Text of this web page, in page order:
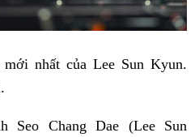
nhất của Lee Sun Kyun.
Seo Chang Dae (Lee Sun